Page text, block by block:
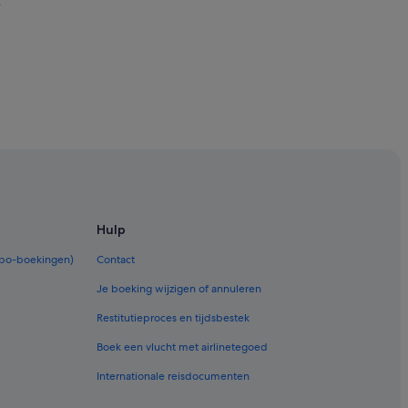
boekingen)
Hulp
Contact
Je boeking wijzigen of annuleren
Restitutieproces en tijdsbestek
Boek een vlucht met airlinetegoed
Internationale reisdocumenten